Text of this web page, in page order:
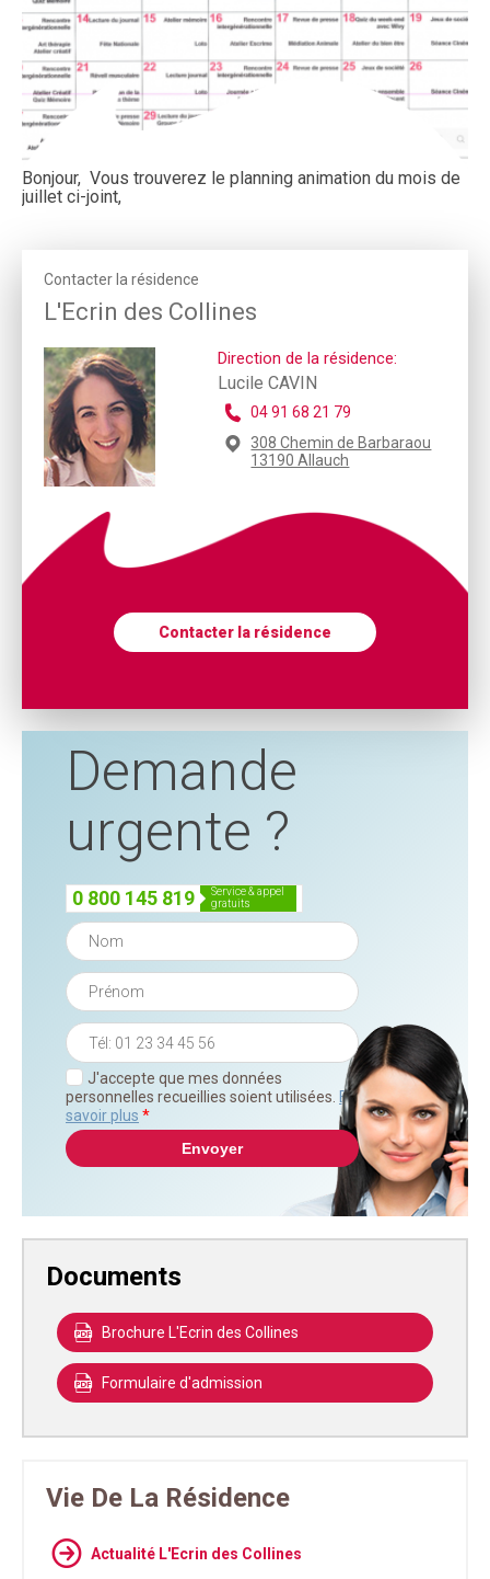
Bonjour, Vous trouverez le planning animation du mois de
juillet ci-joint,
Contacter la résidence
L'Ecrin des Collines
Direction de la résidence:
Lucile CAVIN
04 91 68 21 79
308 Chemin de Barbaraou
13190 Allauch
Contacter la résidence
Demande
urgente ?
0 800 145 819
service & appel
gratuits
J'accepte que mes données
personnelles recueillies soient utilisées. En
savoir plus *
Documents
Brochure L'Ecrin des Collines
Formulaire d'admission
Vie De La Résidence
Actualité L'Ecrin des Collines